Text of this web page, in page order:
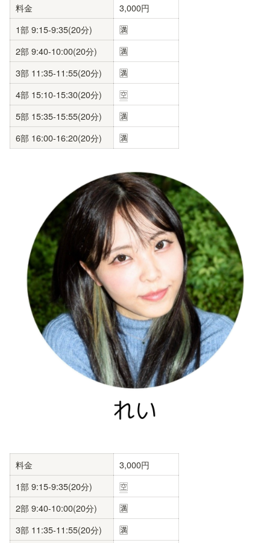
料金
3,000円
1部 9:15-9:35(20分)
🈵
2部 9:40-10:00(20分)
🈵
3部 11:35-11:55(20分)
🈵
4部 15:10-15:30(20分)
🈳
5部 15:35-15:55(20分)
🈵
6部 16:00-16:20(20分)
🈵
料金
3,000円
1部 9:15-9:35(20分)
🈳
2部 9:40-10:00(20分)
🈵
3部 11:35-11:55(20分)
🈵